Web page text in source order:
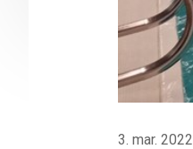
3. mar. 2022